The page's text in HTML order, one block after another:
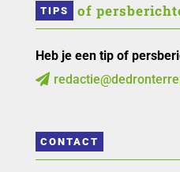
TIPS of
Heb je een tip of

CONTACT